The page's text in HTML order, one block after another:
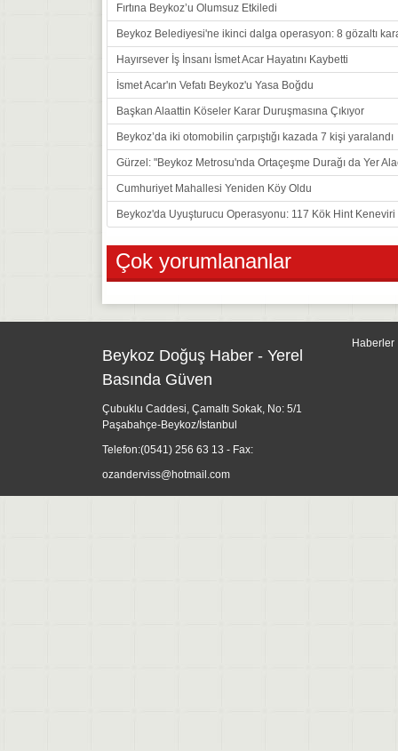
Fırtına Beykoz’u Olumsuz Etkiledi
Beykoz Belediyesi'ne ikinci dalga operasyon: 8 gözaltı
Hayırsever İş İnsanı İsmet Acar Hayatını Kaybetti
İsmet Acar'ın Vefatı Beykoz'u Yasa Boğdu
Başkan Alaattin Köseler Karar Duruşmasına Çıkıyor
Beykoz’da iki otomobilin çarpıştığı kazada 7 kişi yaralandı
Gürzel: "Beykoz Metrosu'nda Ortaçeşme Durağı da Yer
Cumhuriyet Mahallesi Yeniden Köy Oldu
Beykoz'da Uyuşturucu Operasyonu: 117 Kök Hint
Çok yorumlananlar
Beykoz Doğuş Haber - Yerel
Basında Güven
Çubuklu Caddesi, Çamaltı Sokak, No: 5/1
Paşabahçe-Beykoz/İstanbul
Telefon:(0541) 256 63 13 - Fax:
ozanderviss@hotmail.com
Haberler